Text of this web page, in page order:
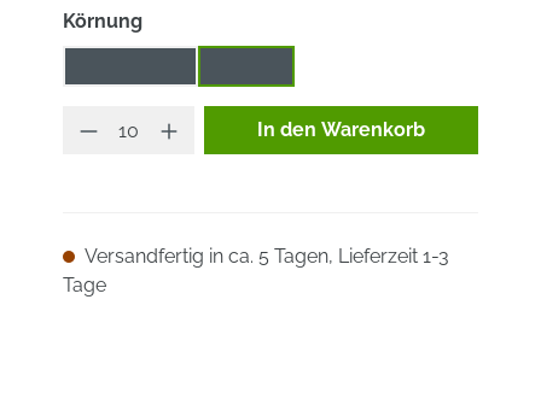
Körnungauswählen
Produkt Anzahl: Gib den
In den Warenkorb
Versandfertig in ca. 5 Tagen, Lieferzeit 1-3
Tage